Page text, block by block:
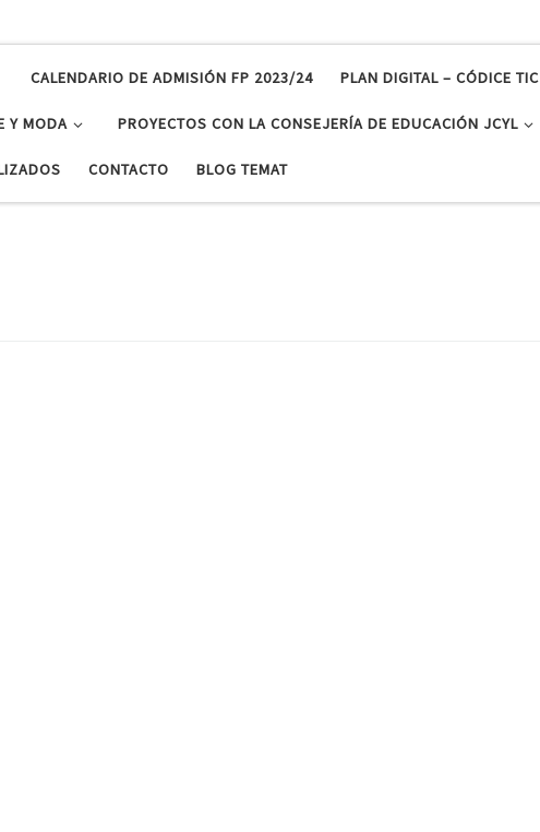
CALENDARIO DE ADMISIÓN FP 2023/24 PLAN DIGITAL – CÓDICE TIC
Y MODA PROYECTOS CON LA CONSEJERÍA DE EDUCACIÓN JCYL
CONTACTO BLOG TEMAT